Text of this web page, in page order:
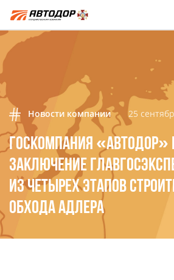
Новости компании 25
ГОСКОМПАНИЯ «АВТОДОР»
ЗАКЛЮЧЕНИЕ
ИЗ ЧЕТЫРЕХ ЭТАПОВ
ОБХОДА АДЛЕРА